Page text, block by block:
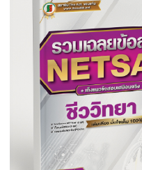
ความเป็นมา The Act
ผลงานน้องค่าย The Act
คอร์สเรียน & บริการ
TCAS News & กิจกรรม
ติดต่อเรา